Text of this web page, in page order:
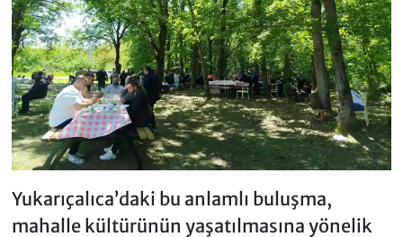
Yukarıçalıca’daki bu anlamlı buluşma,
mahalle kültürünün yaşatılmasına yönelik